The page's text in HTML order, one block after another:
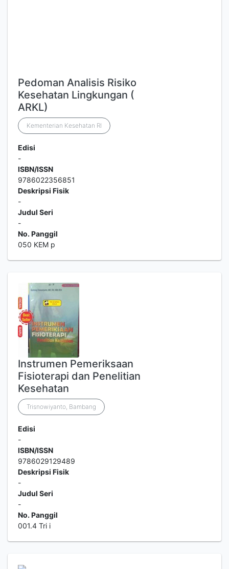
Pedoman Analisis Risiko
Kesehatan Lingkungan (
ARKL)
Kementerian Kesehatan RI
Edisi
-
ISBN/ISSN
9786022356851
Deskripsi Fisik
-
Judul Seri
-
No. Panggil
050 KEM p
Instrumen Pemeriksaan
Fisioterapi dan Penelitian
Kesehatan
Trisnowiyanto, Bambang
Edisi
-
ISBN/ISSN
9786029129489
Deskripsi Fisik
-
Judul Seri
-
No. Panggil
001.4 Tri i